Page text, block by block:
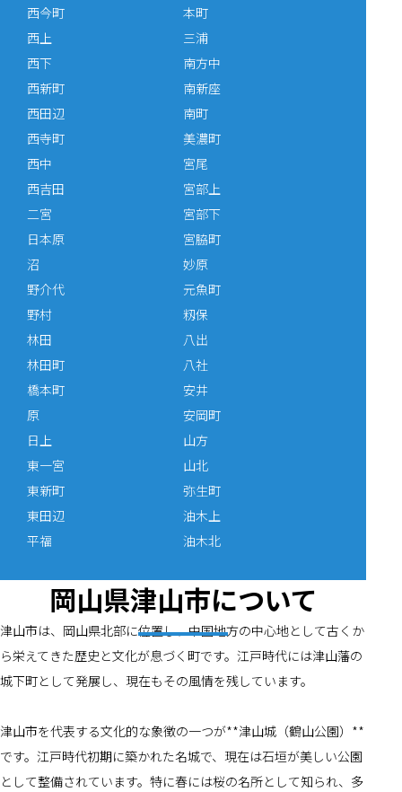
西今町
西上
西下
西新町
西田辺
西寺町
西中
西吉田
二宮
日本原
沼
野介代
野村
林田
林田町
橋本町
原
日上
東一宮
東新町
東田辺
平福
本町
三浦
南方中
南新座
南町
美濃町
宮尾
宮部上
宮部下
宮脇町
妙原
元魚町
籾保
八出
八社
安井
安岡町
山方
山北
弥生町
油木上
油木北
岡山県津山市について
津山市は、岡山県北部に位置し、中国地方の中心地として古くか
ら栄えてきた歴史と文化が息づく町です。江戸時代には津山藩の
城下町として発展し、現在もその風情を残しています。
津山市を代表する文化的な象徴の一つが**津山城（鶴山公園）**
です。江戸時代初期に築かれた名城で、現在は石垣が美しい公園
として整備されています。特に春には桜の名所として知られ、多